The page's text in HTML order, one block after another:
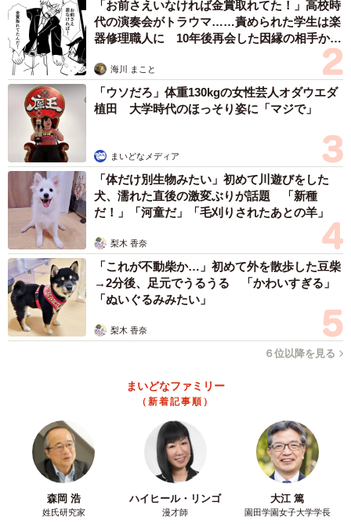
涙腺弱者選手権の中で
科学的には、感情によって涙を流すのは人間特有の能力だ
といわれているそうです。涙は「助けが必要です」という
サインであり、共感を呼ぶ武器にもなるそうです。あいに
く、筆者の涙腺は砂漠化が進み、オアシスすら消滅してい
るようです。だからこそ、すぐに涙を流せる彼女たちの存
在が羨ましいのかもしれません。その感受性を少し分けて
欲しいと思う今日この頃。あなたの周りにも、「涙腺ゆる
ゆる族」の方はいませんか？
「お前さえいなければ金賞取れてた！」高校時
代の演奏会がトラウマ……責められた学生は楽
器修理職人に 10年後再会した因縁の相手から
海川 まこと
「ウソだろ」体重130kgの女性芸人オダウエダ
植田 大学時代のほっそり姿に「マジで」
まいどなメディア
「体だけ別生物みたい」初めて川遊びをした
犬、濡れた直後の激変ぶりが話題 「新種
だ！」「河童だ」「毛刈りされたあとの羊」
梨木 香奈
「これが不動柴か…」初めて外を散歩した豆柴
→2分後、足元でうるうる 「かわいすぎる」
「ぬいぐるみみたい」
梨木 香奈
６位以降を見る
まいどなファミリー
（新着記事順）
森岡 浩
姓氏研究家
ハイヒール・リンゴ
漫才師
大江 篤
園田学園女子大学学長